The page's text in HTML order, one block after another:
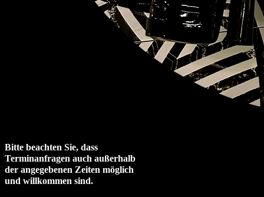
Bitte beachten Sie, dass
Terminanfragen auch außerhalb
der angegebenen Zeiten möglich
und willkommen sind.